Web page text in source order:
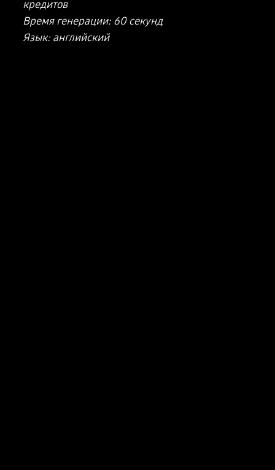
кредитов
Время генерации: 60 секунд
Язык: английский